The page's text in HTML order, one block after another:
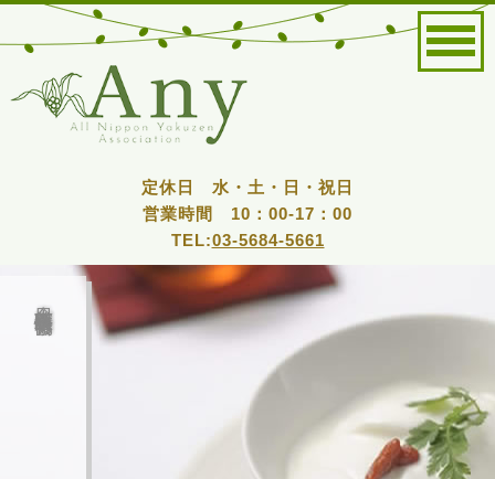
定休日 水・土・日・祝日
営業時間 10：00-17：00
TEL:03-5684-5661